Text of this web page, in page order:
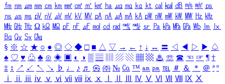
㎙ ㎚ ㎛ ㎜ ㎝ ㎞ ㎟ ㎠ ㎡ ㎢ ㏊ ㎍ ㎎ ㎏ ㏏ ㎈ ㎉ ㏈ ㎧ ㎨ ㎰
㎱ ㎲ ㎳ ㎴ ㎵ ㎶ ㎷ ㎸ ㎹ ㎀ ㎁ ㎂ ㎃ ㎄ ㎺ ㎻ ㎽ ㎾ ㎿ ㎐ ㎑
㎒ ㎓ ㎔ Ω ㏀ ㏁ ㎊ ㎋ ㎌ ㏖ ㏅ ㎭ ㎮ ㎯ ㏛ ㎩ ㎪ ㎫ ㎬ ㏝ ㏐
㏓
㏃ ㏉ ㏜ ㏆
§ ※ ☆ ★ ○ ● ◎ ◇ ◆ □ ■ △ ▽ → ← ↑ ↓ ↔ 〓 ◁ ◀ ▷ ▶ ♤
♠ ♡ ♥ ♧ ♣ ⊙ ◈ ▣ ◐ ◑ ▒ ▤ ▨ ▧ ▦ ▩ ♨ ☏ ☎ ☜ ☞ ¶ †
‡ ↕ ↗ ↙ ↖ ↘ ♭ ♩ ♪ ♬ ㉿ ㈜ № ㏇ ™ ㏂ ㏘ ℡ ＃ ＆ ＊ ＠ ª º
ⅰ
ⅱ ⅲ ⅳ ⅴ ⅵ ⅶ ⅷ ⅸ ⅹ Ⅳ Ⅴ Ⅵ Ⅶ Ⅷ Ⅸ Ⅹ